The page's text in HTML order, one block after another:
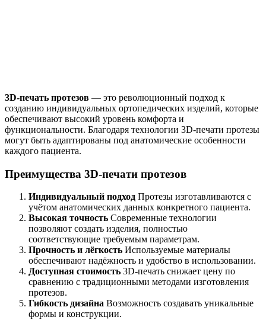
3D-печать протезов — это революционный подход к
созданию индивидуальных ортопедических изделий, которые
обеспечивают высокий уровень комфорта и
функциональности. Благодаря технологии 3D-печати протезы
могут быть адаптированы под анатомические особенности
каждого пациента.
Преимущества 3D-печати протезов
Индивидуальный подход Протезы изготавливаются с
учётом анатомических данных конкретного пациента.
Высокая точность Современные технологии
позволяют создать изделия, полностью
соответствующие требуемым параметрам.
Прочность и лёгкость Используемые материалы
обеспечивают надёжность и удобство в использовании.
Доступная стоимость 3D-печать снижает цену по
сравнению с традиционными методами изготовления
протезов.
Гибкость дизайна Возможность создавать уникальные
формы и конструкции.